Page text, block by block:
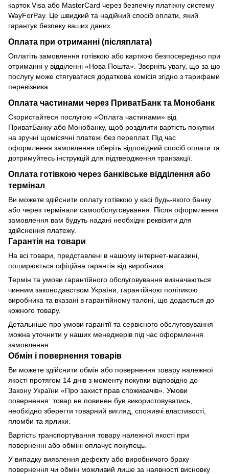
карток Visa або MasterCard через безпечну платіжну систему
WayForPay. Це швидкий та надійний спосіб оплати, який
гарантує безпеку ваших даних.
Оплата при отриманні (післяплата)
Оплатіть замовлення готівкою або карткою безпосередньо при
отриманні у відділенні «Нова Пошта». Зверніть увагу, що за цю
послугу може стягуватися додаткова комісія згідно з тарифами
перевізника.
Оплата частинами через ПриватБанк та Монобанк
Скористайтеся послугою «Оплата частинами» від
ПриватБанку або Монобанку, щоб розділити вартість покупки
на зручні щомісячні платежі без переплат. Під час
оформлення замовлення оберіть відповідний спосіб оплати та
дотримуйтесь інструкцій для підтвердження транзакції.
Оплата готівкою через банківське відділення або
термінал
Ви можете здійснити оплату готівкою у касі будь-якого банку
або через термінали самообслуговування. Після оформлення
замовлення вам будуть надані необхідні реквізити для
здійснення платежу.
Гарантія на товари
На всі товари, представлені в нашому інтернет-магазині,
поширюється офіційна гарантія від виробника.
Термін та умови гарантійного обслуговування визначаються
чинним законодавством України, гарантійною політикою
виробника та вказані в гарантійному талоні, що додається до
кожного товару.
Детальніше про умови гарантії та сервісного обслуговування
можна уточнити у наших менеджерів під час оформлення
замовлення.
Обмін і повернення товарів
Ви можете здійснити обмін або повернення товару належної
якості протягом 14 днів з моменту покупки відповідно до
Закону України «Про захист прав споживачів». Умови
повернення: товар не повинен був використовуватись,
необхідно зберегти товарний вигляд, споживчі властивості,
пломби та ярлики.
Вартість транспортування товару належної якості при
поверненні або обміні оплачує покупець.
У випадку виявлення дефекту або виробничого браку
повернення чи обмін можливий лише за наявності висновку